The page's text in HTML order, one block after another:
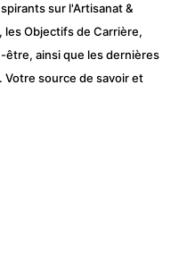
sur l'Artisanat &
les Objectifs de Carrière,
être, ainsi que les dernières
Votre source de savoir et